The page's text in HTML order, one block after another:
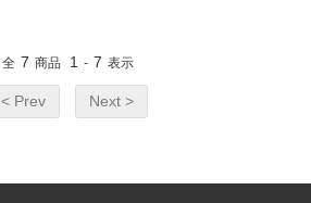
全 7 商品 1 - 7 表示
< Prev Next >